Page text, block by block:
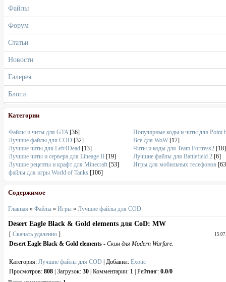
Файлы
Форум
Статьи
Новости
Галерея
Блоги
Категории
Файлы и читы для GTA [36]
Популярные коды и читы для Point
Лучшие файлы для COD [32] Все для WoW [17]
Лучшие читы для Left4Dead [13] Читы и коды для Team Fortress2 [18]
Лучшие читы и сервера для Lineage II [19] Лучшие файлы для Battlefield 2 [6]
Лучшие рецепты и крафт для Minecraft [53] Игры для мобильных телефонов
файлы для игры World of Tanks [106]
Содержимое
Главная » Файлы » Игры » Лучшие файлы для COD
Desert Eagle Black & Gold elements для CoD: MW
[ Скачать удаленно ]
Desert Eagle Black & Gold elements - Скин для Modern Warfare.
Категория: Лучшие файлы для COD Добавил: Exotic
Просмотров: 808 Загрузок: 30 Комментарии: 1 Рейтинг: 0.0/0